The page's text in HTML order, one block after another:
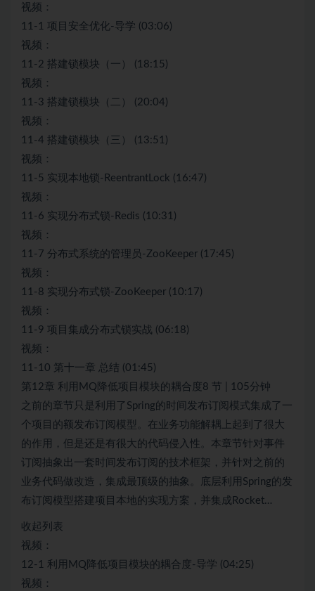
视频：
11-1 项目安全优化-导学 (03:06)
视频：
11-2 搭建锁模块（一） (18:15)
视频：
11-3 搭建锁模块（二） (20:04)
视频：
11-4 搭建锁模块（三） (13:51)
视频：
11-5 实现本地锁-ReentrantLock (16:47)
视频：
11-6 实现分布式锁-Redis (10:31)
视频：
11-7 分布式系统的管理员-ZooKeeper (17:45)
视频：
11-8 实现分布式锁-ZooKeeper (10:17)
视频：
11-9 项目集成分布式锁实战 (06:18)
视频：
11-10 第十一章 总结 (01:45)
第12章 利用MQ降低项目模块的耦合度8 节 | 105分钟
之前的章节只是利用了Spring的时间发布订阅模式集成了一
个项目的额发布订阅模型。在业务功能解耦上起到了很大
的作用，但是还是有很大的代码侵入性。本章节针对事件
订阅抽象出一套时间发布订阅的技术框架，并针对之前的
业务代码做改造，集成最顶级的抽象。底层利用Spring的发
布订阅模型搭建项目本地的实现方案，并集成Rocket…
收起列表
视频：
12-1 利用MQ降低项目模块的耦合度-导学 (04:25)
视频：